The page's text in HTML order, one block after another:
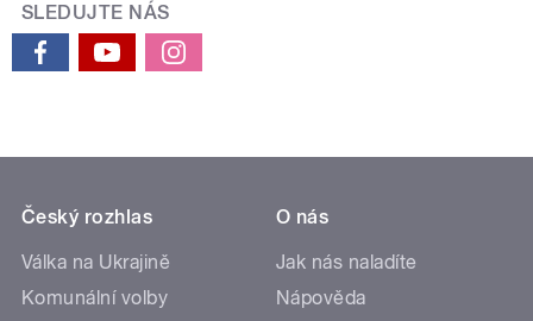
SLEDUJTE NÁS
Český rozhlas
Válka na Ukrajině
Komunální volby
O nás
Jak nás naladíte
Nápověda